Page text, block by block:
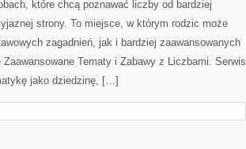
które chcą poznawać liczby od bardziej
strony. To miejsce, w którym rodzic może
zagadnień, jak i bardziej zaawansowanych
Tematy i Zabawy z Liczbami. Serwis
jako dziedzinę, […]